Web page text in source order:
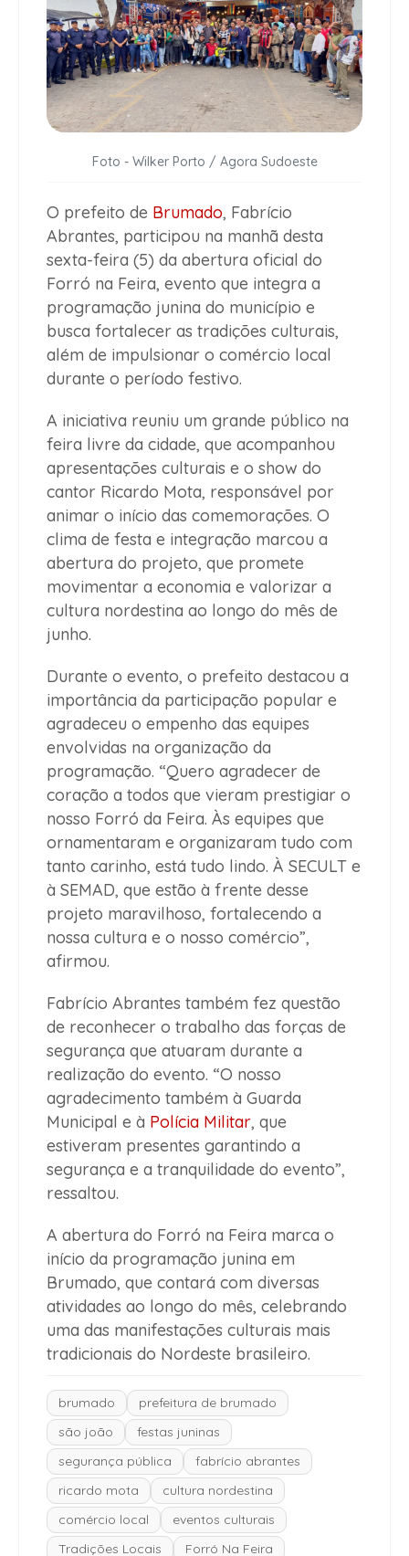
Foto - Wilker Porto / Agora Sudoeste
O prefeito de Brumado, Fabrício
Abrantes, participou na manhã desta
sexta-feira (5) da abertura oficial do
Forró na Feira, evento que integra a
programação junina do município e
busca fortalecer as tradições culturais,
além de impulsionar o comércio local
durante o período festivo.
A iniciativa reuniu um grande público na
feira livre da cidade, que acompanhou
apresentações culturais e o show do
cantor Ricardo Mota, responsável por
animar o início das comemorações. O
clima de festa e integração marcou a
abertura do projeto, que promete
movimentar a economia e valorizar a
cultura nordestina ao longo do mês de
junho.
Durante o evento, o prefeito destacou a
importância da participação popular e
agradeceu o empenho das equipes
envolvidas na organização da
programação. “Quero agradecer de
coração a todos que vieram prestigiar o
nosso Forró da Feira. Às equipes que
ornamentaram e organizaram tudo com
tanto carinho, está tudo lindo. À SECULT e
à SEMAD, que estão à frente desse
projeto maravilhoso, fortalecendo a
nossa cultura e o nosso comércio”,
afirmou.
Fabrício Abrantes também fez questão
de reconhecer o trabalho das forças de
segurança que atuaram durante a
realização do evento. “O nosso
agradecimento também à Guarda
Municipal e à Polícia Militar, que
estiveram presentes garantindo a
segurança e a tranquilidade do evento”,
ressaltou.
A abertura do Forró na Feira marca o
início da programação junina em
Brumado, que contará com diversas
atividades ao longo do mês, celebrando
uma das manifestações culturais mais
tradicionais do Nordeste brasileiro.
brumado
prefeitura de brumado
são joão
festas juninas
segurança pública
fabrício abrantes
ricardo mota
cultura nordestina
comércio local
eventos culturais
Tradições Locais
Forró Na Feira